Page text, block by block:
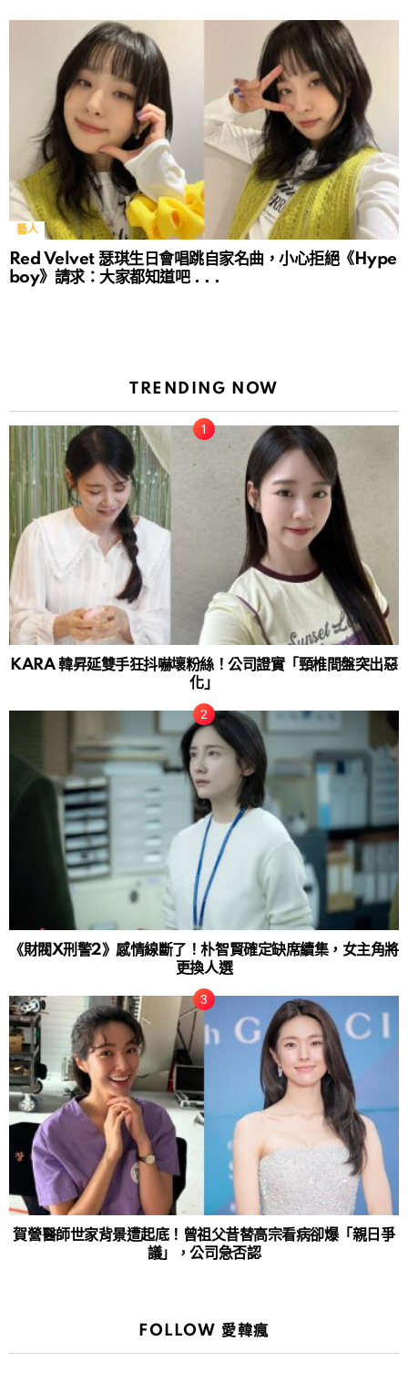
藝人
Red Velvet 瑟琪生日會唱跳自家名曲，小心拒絕《Hype
boy》請求：大家都知道吧 . . .
TRENDING NOW
KARA 韓昇延雙手狂抖嚇壞粉絲！公司證實「頸椎間盤突出惡
化」
《財閥X刑警2》感情線斷了！朴智賢確定缺席續集，女主角將
更換人選
賀營醫師世家背景遭起底！曾祖父昔替高宗看病卻爆「親日爭
議」，公司急否認
FOLLOW 愛韓瘋